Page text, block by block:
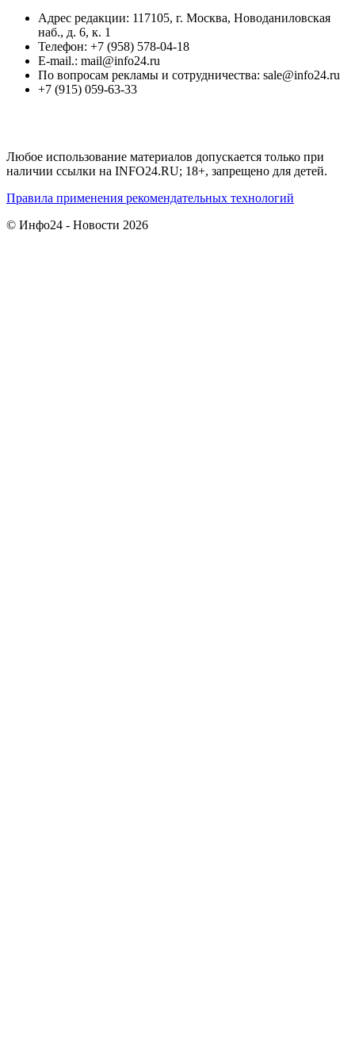
Адрес редакции: 117105, г. Москва, Новоданиловская
наб., д. 6, к. 1
Телефон: +7 (958) 578-04-18
E-mail.: mail@info24.ru
По вопросам рекламы и сотрудничества: sale@info24.ru
+7 (915) 059-63-33
Любое использование материалов допускается только при
наличии ссылки на INFO24.RU; 18+, запрещено для детей.
Правила применения рекомендательных технологий
© Инфо24 - Новости 2026